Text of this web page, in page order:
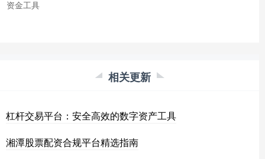
资金工具
相关更新
杠杆交易平台：安全高效的数字资产工具
湘潭股票配资合规平台精选指南